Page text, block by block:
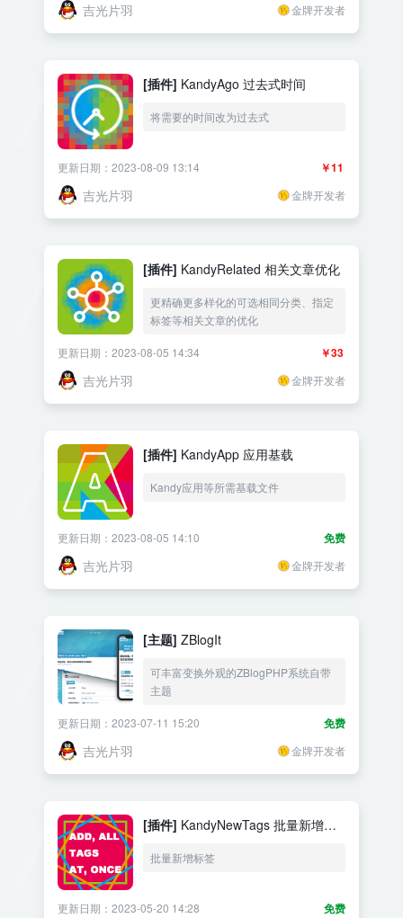
吉光片羽 金牌开发者
[插件] KandyAgo 过去式时间
将需要的时间改为过去式
￥11
更新日期：2023-08-09 13:14
吉光片羽 金牌开发者
[插件] KandyRelated 相关文章优化
更精确更多样化的可选相同分类、指定
标签等相关文章的优化
￥33
更新日期：2023-08-05 14:34
吉光片羽 金牌开发者
[插件] KandyApp 应用基载
Kandy应用等所需基载文件
免费
更新日期：2023-08-05 14:10
吉光片羽 金牌开发者
[主题] ZBlogIt
可丰富变换外观的ZBlogPHP系统自带
主题
免费
更新日期：2023-07-11 15:20
吉光片羽 金牌开发者
[插件] KandyNewTags 批量新增标
批量新增标签
免费
更新日期：2023-05-20 14:28